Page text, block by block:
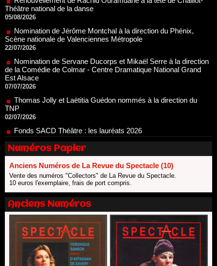
Nomination de Jérôme Montchal à la direction du Phénix,
Scène nationale de Valenciennes Métropole
22/07/2026
Nomination de Servane Ducorps et Mikaël Serre à la direction
de la Comédie de Colmar - Centre Dramatique National Grand
07/07/2026
Thomas Jolly et Laëtitia Guédon nommés à la direction du
TNP
02/07/2026
Fonds SACD Théâtre : les lauréats 2026
23/06/2026
Dispositif ARTCENA Écrire pour le cirque, les lauréats 2026 !
20/06/2026
Le palmarès des prix SACD 2026
18/06/2026
Les 10 lauréats du Fonds Grandes Formes Théâtre 2026
SACD
13/06/2026
Nomination de Nathalie Garraud et Olivier Saccomano à la
direction du Théâtre de Gennevilliers - CDN
13/06/2026
Dispositif SACD Auteurs d'espaces : les lauréats 2026
Numéros Papier
Anciens Numéros de La Revue du Spectacle (10)
Vente des numéros "Collectors" de La Revue du Spectacle.
10 euros l'exemplaire, frais de port compris.
Anciens Numéros